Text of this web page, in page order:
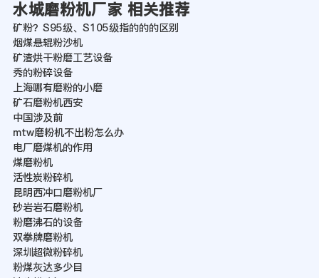
水城磨粉机厂家 相关推荐
矿粉？S95级、S105级指的的的区别
烟煤悬辊粉沙机
矿渣烘干粉磨工艺设备
秀的粉碎设备
上海哪有磨粉的小磨
矿石磨粉机西安
中国涉及前
mtw磨粉机不出粉怎么办
电厂磨煤机的作用
煤磨粉机
活性炭粉碎机
昆明西冲口磨粉机厂
砂岩岩石磨粉机
粉磨沸石的设备
双拳牌磨粉机
深圳超微粉碎机
粉煤灰达多少目